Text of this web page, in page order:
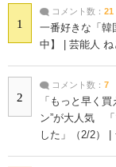
1
コメント数： 21
一番好きな「韓
中】 | 芸能人
2
コメント数： 7
「もっと早く
ン”が大人気 「
した」（2/2） |